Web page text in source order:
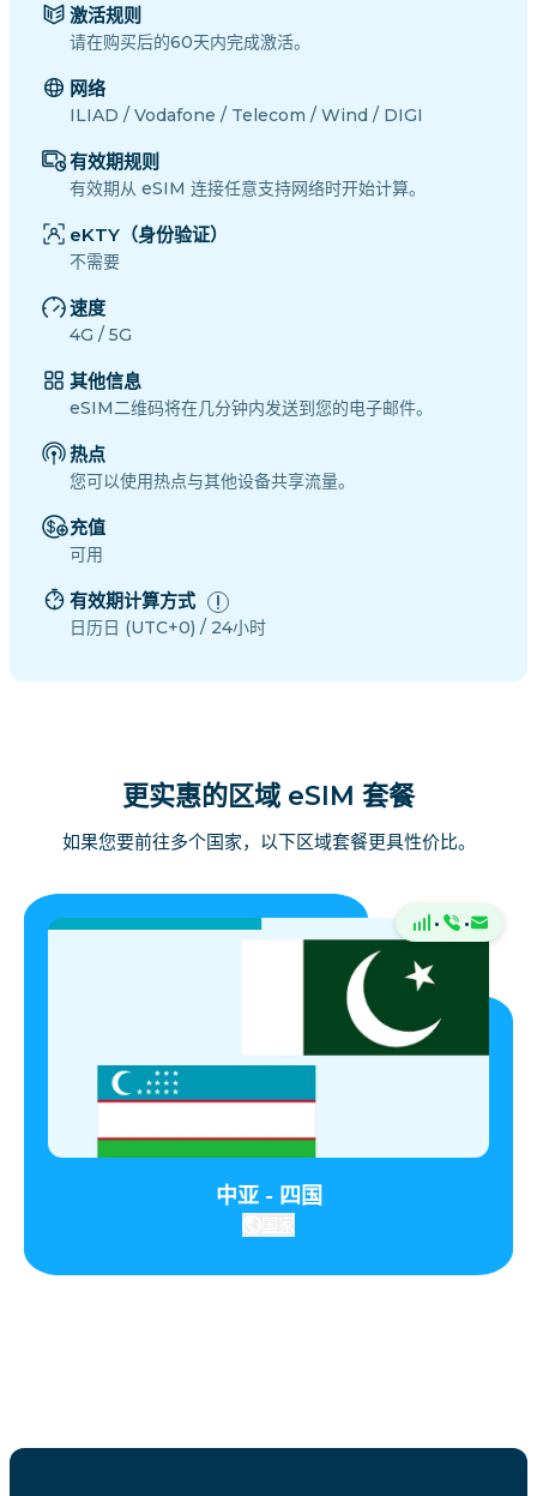
激活规则
请在购买后的60天内完成激活。
网络
ILIAD / Vodafone / Telecom / Wind / DIGI
有效期规则
有效期从 eSIM 连接任意支持网络时开始计算。
eKTY（身份验证）
不需要
速度
4G / 5G
其他信息
eSIM二维码将在几分钟内发送到您的电子邮件。
热点
您可以使用热点与其他设备共享流量。
充值
可用
有效期计算方式
日历日 (UTC+0) / 24小时
更实惠的区域 eSIM 套餐
如果您要前往多个国家，以下区域套餐更具性价比。
· ·
中亚 - 四国